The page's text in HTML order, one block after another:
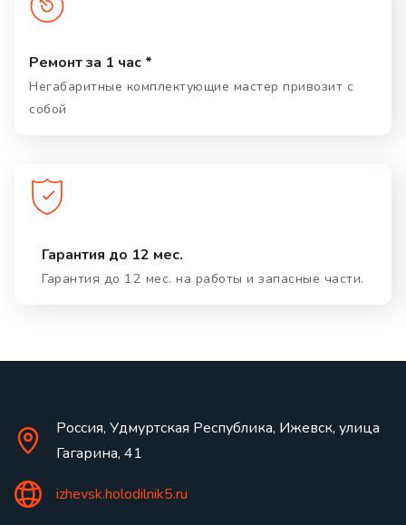
Ремонт за 1 час *
Негабаритные комплектующие мастер привозит с
собой
Гарантия до 12 мес.
Гарантия до 12 мес. на работы и запасные части.
Россия, Удмуртская Республика, Ижевск, улица
Гагарина, 41
izhevsk.holodilnik5.ru